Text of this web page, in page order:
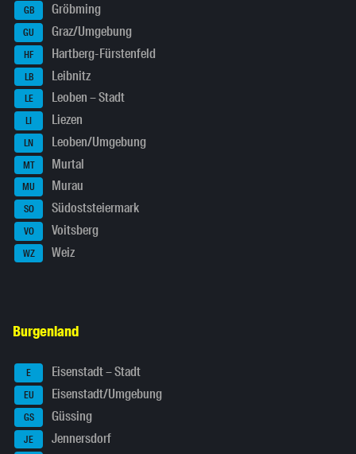
GB Gröbming
GU Graz/Umgebung
HF Hartberg-Fürstenfeld
LB Leibnitz
LE Leoben – Stadt
LI Liezen
LN Leoben/Umgebung
MT Murtal
MU Murau
SO Südoststeiermark
VO Voitsberg
WZ Weiz
Burgenland
E Eisenstadt – Stadt
EU Eisenstadt/Umgebung
GS Güssing
JE
Jennersdorf